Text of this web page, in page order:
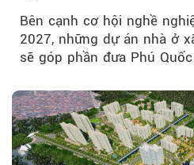
Bên cạnh cơ hội nghề
2027, những dự án nhà ở
sẽ góp phần đưa Phú